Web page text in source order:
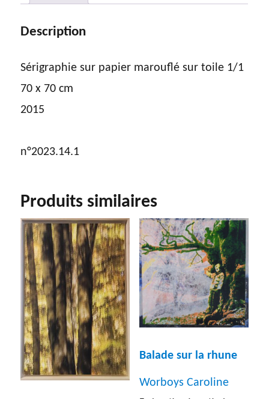
Description
Sérigraphie sur papier marouflé sur toile 1/1
70 x 70 cm
2015
n°2023.14.1
Produits similaires
Balade sur la rhune
Worboys Caroline